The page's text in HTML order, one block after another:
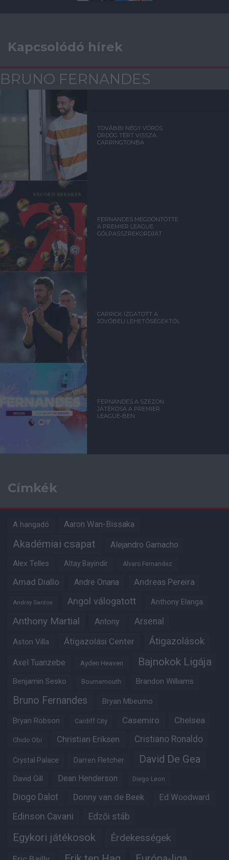
Kapcsolódó hírek
BRUNO FERNANDES
TOVÁBBI NÉGY VÖRÖS
ÖRDÖG TÉRT VISSZA
CARRINGTONBA
FERNANDES MEGDÖNTÖTTE
A PREMIER LEAGUE
GÓLPASSZREKORDJÁT
CARRICK IZGATOTT A
JÖVŐBELI LEHETŐSÉGEKTŐL
FERNANDES A SZEZON
JÁTÉKOSA A PREMIER
LEAGUE-BEN
Címkék
A hangadó Aaron Wan-Bissaka
Akadémiai csapat Alejandro Garnacho
Alex Telles Altay Bayindir Alvaro Fernandez
Amad Diallo Andre Onana Andreas Pereira
Andrey Santos Angol válogatott Anthony Elanga
Anthony Martial Antony Arsenal
Aston Villa Átigazolási Center Átigazolások
Axel Tuanzebe Ayden Heaven Bajnokok Ligája
Benjamin Sesko Bournemouth Brandon Williams
Bruno Fernandes Bryan Mbeumo
Bryan Robson Cardiff City Casemiro Chelsea
Chido Obi Christian Eriksen Cristiano Ronaldo
Crystal Palace Darren Fletcher David De Gea
David Gill Dean Henderson Diego Leon
Diogo Dalot Donny van de Beek Ed Woodward
Edinson Cavani Edzői stáb
Egykori játékosok Érdekességek